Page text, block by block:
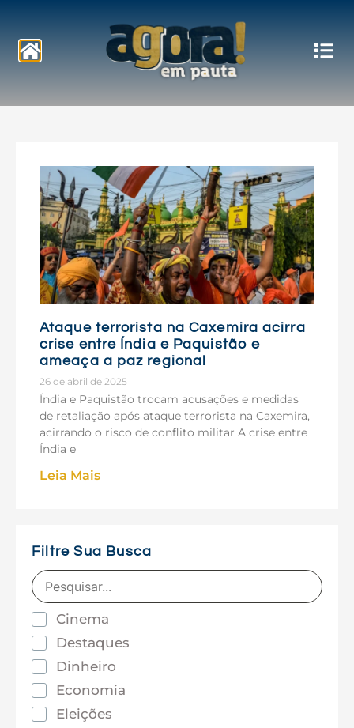
Notícias
Ataque terrorista na Caxemira acirra
crise entre Índia e Paquistão e
ameaça a paz regional
26 de abril de 2025
Índia e Paquistão trocam acusações e medidas
de retaliação após ataque terrorista na Caxemira,
acirrando o risco de conflito militar A crise entre
Índia e
Leia Mais
Filtre Sua Busca
Cinema
Destaques
Dinheiro
Economia
Eleições